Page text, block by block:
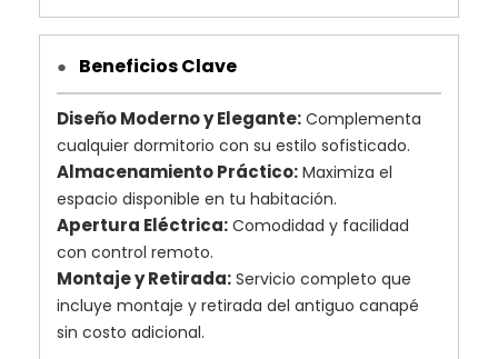
● Beneficios Clave
Diseño Moderno y Elegante: Complementa
cualquier dormitorio con su estilo sofisticado.
Almacenamiento Práctico: Maximiza el
espacio disponible en tu habitación.
Apertura Eléctrica: Comodidad y facilidad
con control remoto.
Montaje y Retirada: Servicio completo que
incluye montaje y retirada del antiguo canapé
sin costo adicional.